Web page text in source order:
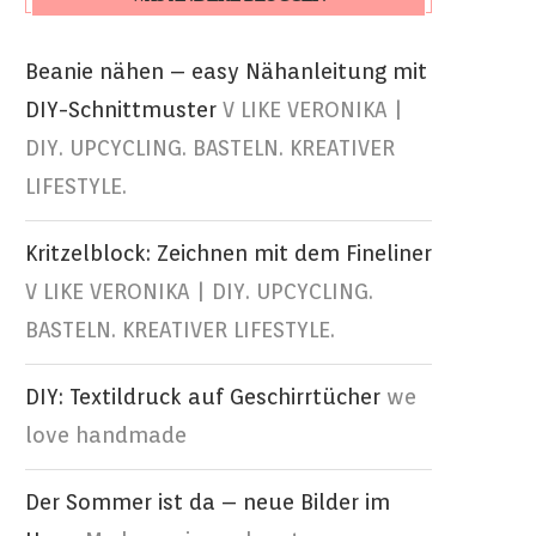
Beanie nähen – easy Nähanleitung mit
DIY-Schnittmuster V LIKE VERONIKA |
DIY. UPCYCLING. BASTELN. KREATIVER
LIFESTYLE.
Kritzelblock: Zeichnen mit dem Fineliner
V LIKE VERONIKA | DIY. UPCYCLING.
BASTELN. KREATIVER LIFESTYLE.
DIY: Textildruck auf Geschirrtücher we
love handmade
Der Sommer ist da – neue Bilder im